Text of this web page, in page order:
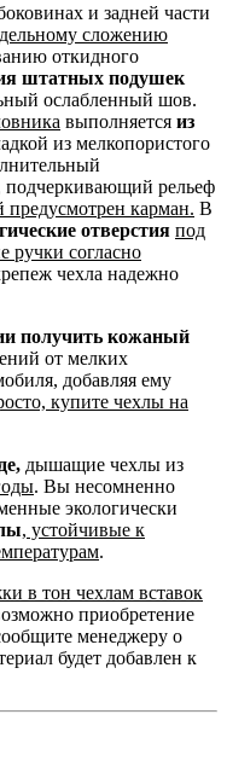
и задней части
сложению
откидного
штатных подушек
ослабленный шов.
выполняется из
из мелкопористого
рельеф
карман. В
отверстия под
ручки согласно
чехла надежно
получить кожаный
от мелких
добавляя ему
купите чехлы на
дышащие чехлы из
. Вы несомненно
экологически
, устойчивые к
.
в тон чехлам вставок
приобретение
менеджеру о
будет добавлен к